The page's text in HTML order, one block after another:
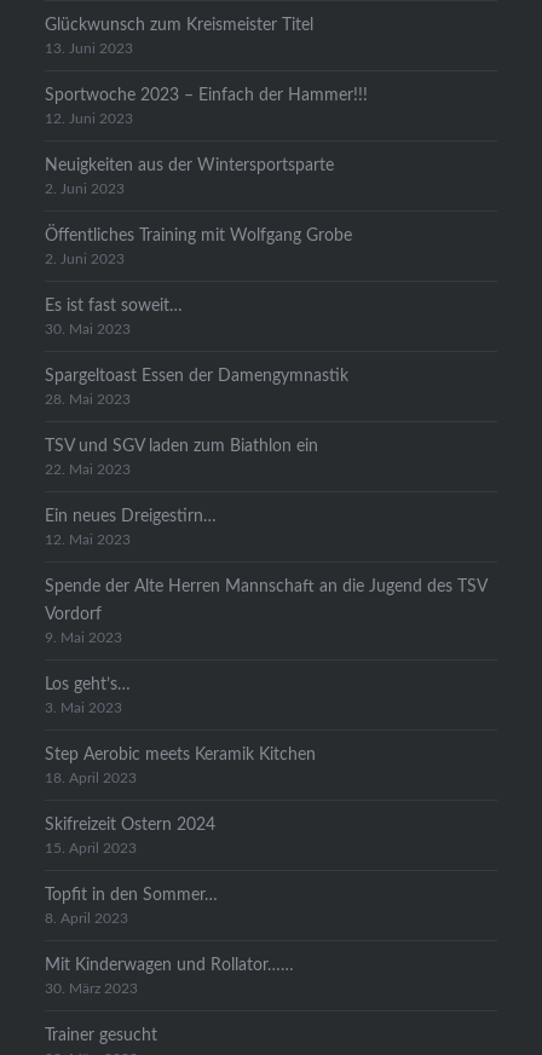
Glückwunsch zum Kreismeister Titel
13. Juni 2023
Sportwoche 2023 – Einfach der Hammer!!!
12. Juni 2023
Neuigkeiten aus der Wintersportsparte
2. Juni 2023
Öffentliches Training mit Wolfgang Grobe
2. Juni 2023
Es ist fast soweit…
30. Mai 2023
Spargeltoast Essen der Damengymnastik
28. Mai 2023
TSV und SGV laden zum Biathlon ein
22. Mai 2023
Ein neues Dreigestirn…
12. Mai 2023
Spende der Alte Herren Mannschaft an die Jugend des TSV
Vordorf
9. Mai 2023
Los geht’s…
3. Mai 2023
Step Aerobic meets Keramik Kitchen
18. April 2023
Skifreizeit Ostern 2024
15. April 2023
Topfit in den Sommer…
8. April 2023
Mit Kinderwagen und Rollator……
30. März 2023
Trainer gesucht